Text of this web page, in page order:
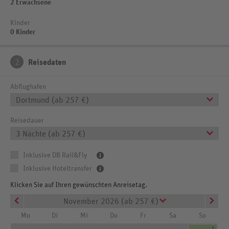
2 Erwachsene
Kinder
0 Kinder
2 Reisedaten
Abflughafen
Dortmund (ab 257 €)
Reisedauer
3 Nächte (ab 257 €)
Inklusive DB Rail&Fly
Inklusive Hoteltransfer
Klicken Sie auf Ihren gewünschten Anreisetag.
November 2026 (ab 257 €)
Mo Di Mi Do Fr Sa
So